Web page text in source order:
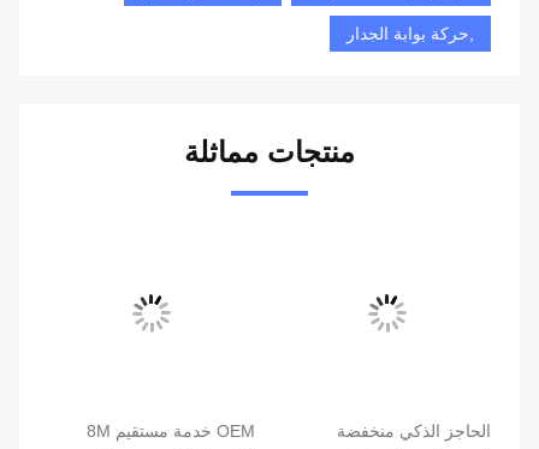
,حركة بوابة الجدار
منتجات مماثلة
الحاجز الذكي منخفضة
OEM خدمة مستقيم 8M